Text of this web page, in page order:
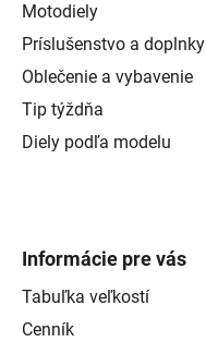
Motodiely
Príslušenstvo a doplnky
Oblečenie a vybavenie
Tip týždňa
Diely podľa modelu
Informácie pre vás
Tabuľka veľkostí
Cenník